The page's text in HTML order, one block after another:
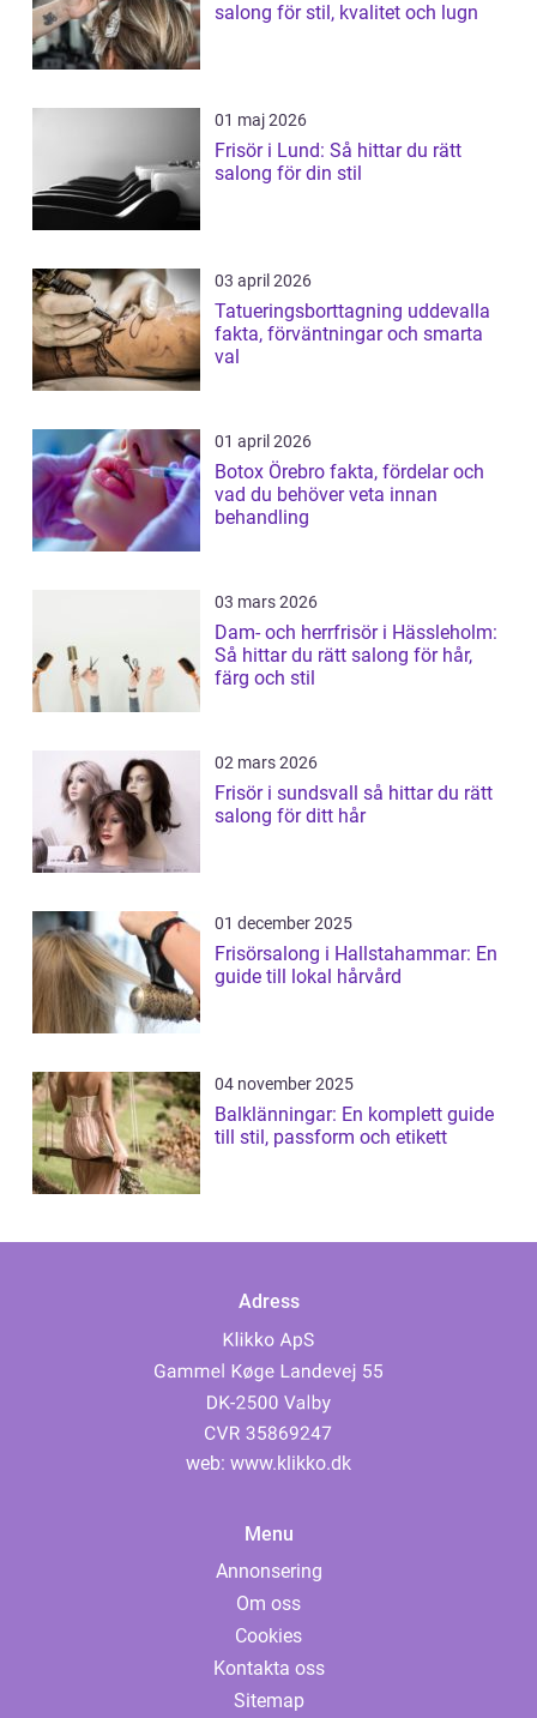
salong för stil, kvalitet och lugn
01 maj 2026
Frisör i Lund: Så hittar du rätt
salong för din stil
03 april 2026
Tatueringsborttagning uddevalla
fakta, förväntningar och smarta
val
01 april 2026
Botox Örebro fakta, fördelar och
vad du behöver veta innan
behandling
03 mars 2026
Dam- och herrfrisör i Hässleholm:
Så hittar du rätt salong för hår,
färg och stil
02 mars 2026
Frisör i sundsvall så hittar du rätt
salong för ditt hår
01 december 2025
Frisörsalong i Hallstahammar: En
guide till lokal hårvård
04 november 2025
Balklänningar: En komplett guide
till stil, passform och etikett
Adress
web: www.klikko.dk
Menu
Annonsering
Om oss
Cookies
Kontakta oss
Sitemap